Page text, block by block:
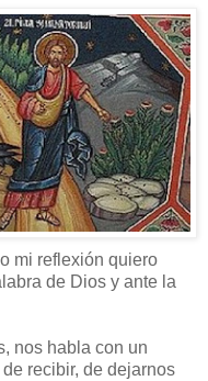
mi reflexión quiero
de Dios y ante la
nos habla con un
recibir, de dejarnos